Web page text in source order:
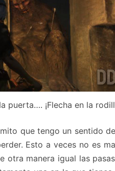
puerta…. ¡Flecha en la
que tengo un sentido
Esto a veces no es
otra manera igual las